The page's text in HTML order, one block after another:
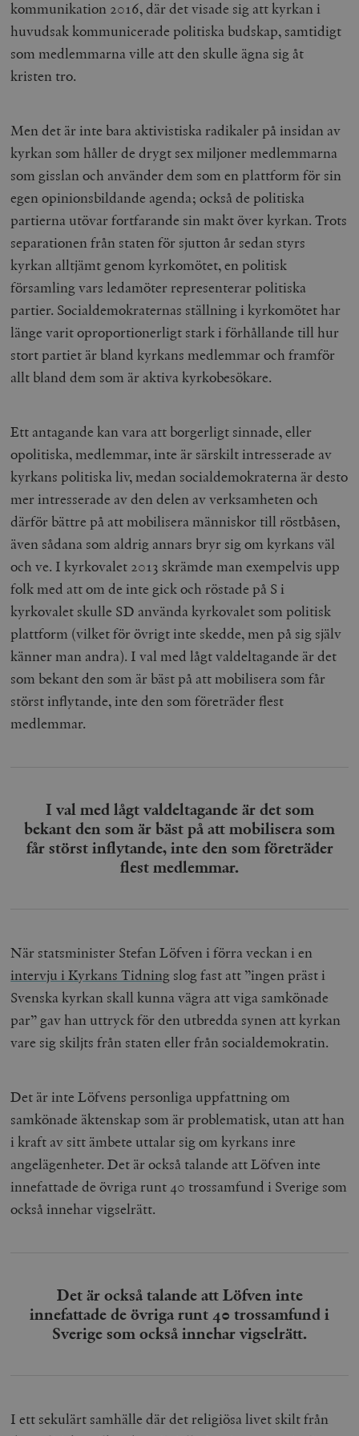
kommunikation 2016, där det visade sig att kyrkan i
huvudsak kommunicerade politiska budskap, samtidigt
som medlemmarna ville att den skulle ägna sig åt
kristen tro.
Men det är inte bara aktivistiska radikaler på insidan av
kyrkan som håller de drygt sex miljoner medlemmarna
som gisslan och använder dem som en plattform för sin
egen opinionsbildande agenda; också de politiska
partierna utövar fortfarande sin makt över kyrkan. Trots
separationen från staten för sjutton år sedan styrs
kyrkan alltjämt genom kyrkomötet, en politisk
församling vars ledamöter representerar politiska
partier. Socialdemokraternas ställning i kyrkomötet har
länge varit oproportionerligt stark i förhållande till hur
stort partiet är bland kyrkans medlemmar och framför
allt bland dem som är aktiva kyrkobesökare.
Ett antagande kan vara att borgerligt sinnade, eller
opolitiska, medlemmar, inte är särskilt intresserade av
kyrkans politiska liv, medan socialdemokraterna är desto
mer intresserade av den delen av verksamheten och
därför bättre på att mobilisera människor till röstbåsen,
även sådana som aldrig annars bryr sig om kyrkans väl
och ve. I kyrkovalet 2013 skrämde man exempelvis upp
folk med att om de inte gick och röstade på S i
kyrkovalet skulle SD använda kyrkovalet som politisk
plattform (vilket för övrigt inte skedde, men på sig själv
känner man andra). I val med lågt valdeltagande är det
som bekant den som är bäst på att mobilisera som får
störst inflytande, inte den som företräder flest
medlemmar.
I val med lågt valdeltagande är det som
bekant den som är bäst på att mobilisera som
får störst inflytande, inte den som företräder
flest medlemmar.
När statsminister Stefan Löfven i förra veckan i en
intervju i Kyrkans Tidning slog fast att ”ingen präst i
Svenska kyrkan skall kunna vägra att viga samkönade
par” gav han uttryck för den utbredda synen att kyrkan
vare sig skiljts från staten eller från socialdemokratin.
Det är inte Löfvens personliga uppfattning om
samkönade äktenskap som är problematisk, utan att han
i kraft av sitt ämbete uttalar sig om kyrkans inre
angelägenheter. Det är också talande att Löfven inte
innefattade de övriga runt 40 trossamfund i Sverige som
också innehar vigselrätt.
Det är också talande att Löfven inte
innefattade de övriga runt 40 trossamfund i
Sverige som också innehar vigselrätt.
I ett sekulärt samhälle där det religiösa livet skilt från